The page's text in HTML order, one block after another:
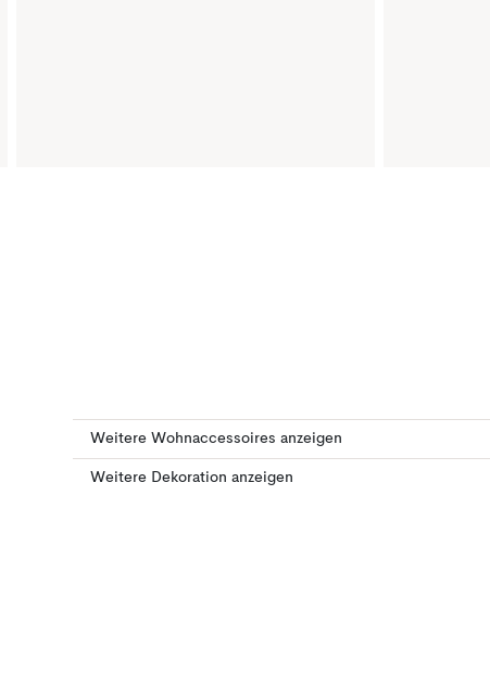
Weitere Wohnaccessoires anzeigen
Weitere Dekoration anzeigen